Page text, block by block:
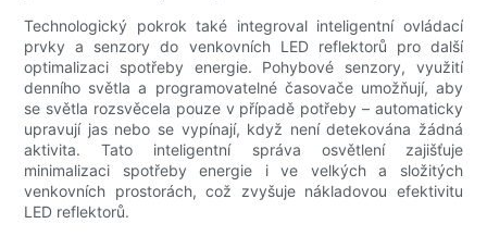
Technologický pokrok také integroval inteligentní ovládací
prvky a senzory do venkovních LED reflektorů pro další
optimalizaci spotřeby energie. Pohybové senzory, využití
denního světla a programovatelné časovače umožňují, aby
se světla rozsvěcela pouze v případě potřeby – automaticky
upravují jas nebo se vypínají, když není detekována žádná
aktivita. Tato inteligentní správa osvětlení zajišťuje
minimalizaci spotřeby energie i ve velkých a složitých
venkovních prostorách, což zvyšuje nákladovou efektivitu
LED reflektorů.